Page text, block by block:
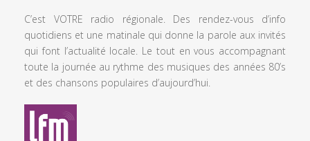
C’est VOTRE radio régionale. Des rendez-vous d’info
quotidiens et une matinale qui donne la parole aux invités
qui font l’actualité locale. Le tout en vous accompagnant
toute la journée au rythme des musiques des années 80’s
et des chansons populaires d’aujourd’hui.